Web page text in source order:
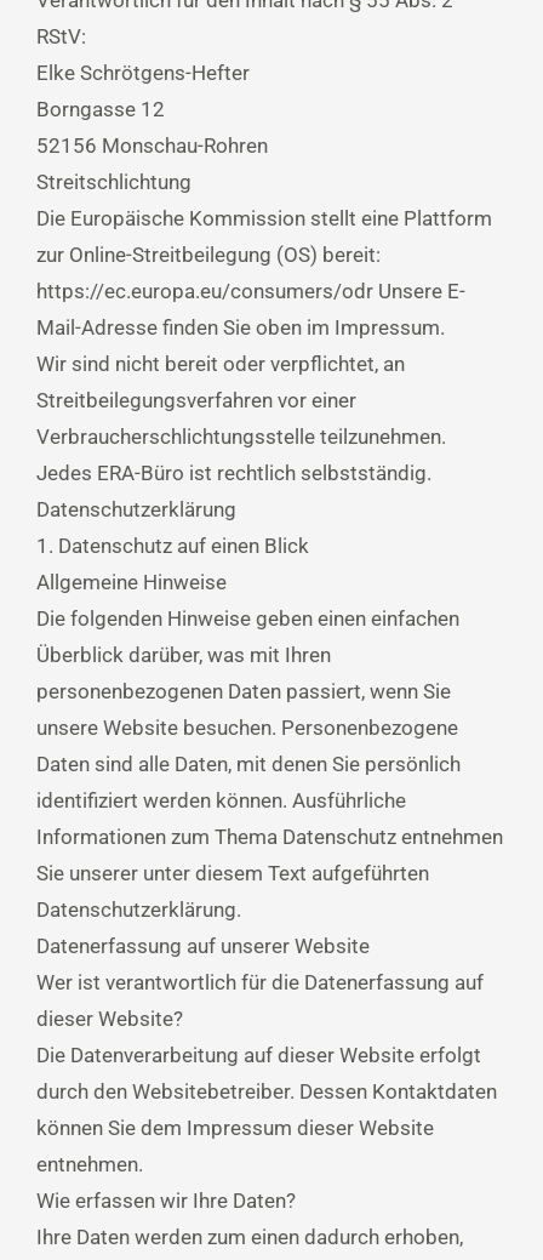
RStV:
Elke Schrötgens-Hefter
Borngasse 12
52156 Monschau-Rohren
Streitschlichtung
Die Europäische Kommission stellt eine Plattform
zur Online-Streitbeilegung (OS) bereit:
https://ec.europa.eu/consumers/odr Unsere E-
Mail-Adresse finden Sie oben im Impressum.
Wir sind nicht bereit oder verpflichtet, an
Streitbeilegungsverfahren vor einer
Verbraucherschlichtungsstelle teilzunehmen.
Jedes ERA-Büro ist rechtlich selbstständig.
Datenschutzerklärung
1. Datenschutz auf einen Blick
Allgemeine Hinweise
Die folgenden Hinweise geben einen einfachen
Überblick darüber, was mit Ihren
personenbezogenen Daten passiert, wenn Sie
unsere Website besuchen. Personenbezogene
Daten sind alle Daten, mit denen Sie persönlich
identifiziert werden können. Ausführliche
Informationen zum Thema Datenschutz entnehmen
Sie unserer unter diesem Text aufgeführten
Datenschutzerklärung.
Datenerfassung auf unserer Website
Wer ist verantwortlich für die Datenerfassung auf
dieser Website?
Die Datenverarbeitung auf dieser Website erfolgt
durch den Websitebetreiber. Dessen Kontaktdaten
können Sie dem Impressum dieser Website
entnehmen.
Wie erfassen wir Ihre Daten?
Ihre Daten werden zum einen dadurch erhoben,